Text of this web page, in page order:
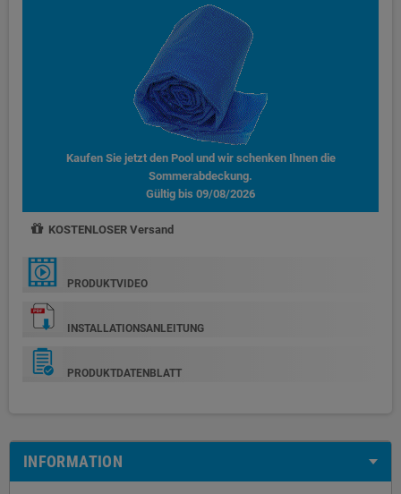
Kaufen Sie jetzt den Pool und wir schenken Ihnen die
Sommerabdeckung.
Gültig bis 09/08/2026
KOSTENLOSER Versand
PRODUKTVIDEO
INSTALLATIONSANLEITUNG
PRODUKTDATENBLATT
INFORMATION